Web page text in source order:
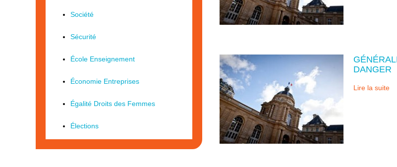
DANGER
Lire la suite
Société
Sécurité
École Enseignement
Économie Entreprises
Égalité Droits des Femmes
Élections